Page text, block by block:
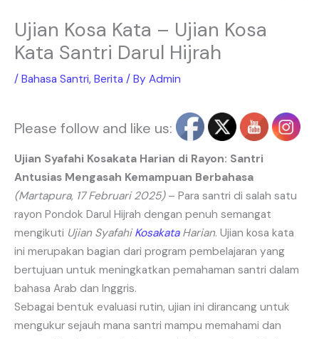
Ujian Kosa Kata – Ujian Kosa
Kata Santri Darul Hijrah
/ Bahasa Santri, Berita / By Admin
Please follow and like us:
Ujian Syafahi Kosakata Harian di Rayon: Santri
Antusias Mengasah Kemampuan Berbahasa
(Martapura, 17 Februari 2025)– Para santri di salah satu
rayon Pondok Darul Hijrah dengan penuh semangat
mengikuti Ujian SyafahiKosakataHarian. Ujian kosa kata
ini merupakan bagian dari program pembelajaran yang
bertujuan untuk meningkatkan pemahaman santri dalam
bahasa Arab dan Inggris.
Sebagai bentuk evaluasi rutin, ujian ini dirancang untuk
mengukur sejauh mana santri mampu memahami dan